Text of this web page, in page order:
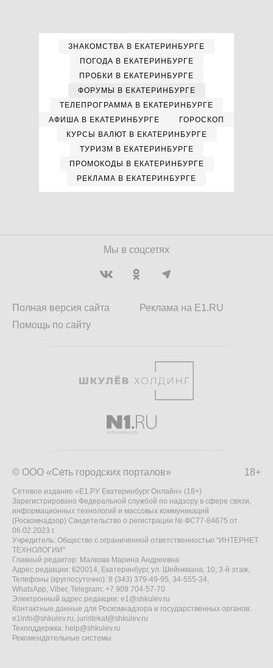
ЗНАКОМСТВА В ЕКАТЕРИНБУРГЕ
ПОГОДА В ЕКАТЕРИНБУРГЕ
ПРОБКИ В ЕКАТЕРИНБУРГЕ
ФОРУМЫ В ЕКАТЕРИНБУРГЕ
ТЕЛЕПРОГРАММА В ЕКАТЕРИНБУРГЕ
АФИША В ЕКАТЕРИНБУРГЕ
ГОРОСКОП
КУРСЫ ВАЛЮТ В ЕКАТЕРИНБУРГЕ
ТУРИЗМ В ЕКАТЕРИНБУРГЕ
ПРОМОКОДЫ В ЕКАТЕРИНБУРГЕ
РЕКЛАМА В ЕКАТЕРИНБУРГЕ
Мы в соцсетях
Полная версия сайта
Помощь по сайту
Реклама на E1.RU
18+
© ООО «Сеть городских порталов»
Сетевое издание «Е1.РУ Екатеринбург Онлайн» (18+)
Зарегистрировано Федеральной службой по надзору в сфере связи,
информационных технологий и массовых коммуникаций
(Роскомнадзор) Свидетельство о регистрации № ФС77-84675 от
06.02.2023 г.
Учредитель: Общество с ограниченной ответственностью "ИНТЕРНЕТ
ТЕХНОЛОГИИ"
Главный редактор: Малкова Марина Андреевна
Адрес редакции: 620014, Екатеринбург, ул. Шейнкмана, 10, 3-й этаж,
Телефоны (круглосуточно): 8 (343) 379-49-95, 34-555-34,
WhatsApp, Viber, Telegram: +7 909 704-57-70
Электронный адрес редакции: e1@shkulev.ru
Контактные данные для Роскомнадзора и государственных органов:
e1info@shkulev.ru, juristekat@shkulev.ru
Техподдержка: help@shkulev.ru
Рекомендательные системы